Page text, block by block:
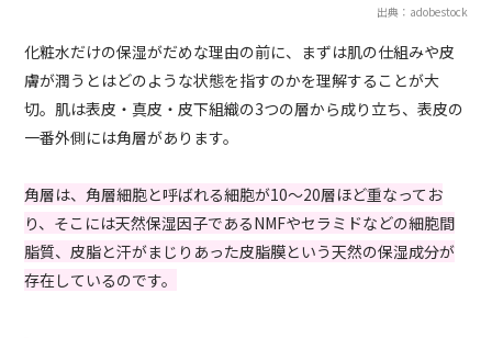
出典：adobestock
化粧水だけの保湿がだめな理由の前に、まずは肌の仕組みや皮
膚が潤うとはどのような状態を指すのかを理解することが大
切。肌は表皮・真皮・皮下組織の3つの層から成り立ち、表皮の
一番外側には角層があります。
角層は、角層細胞と呼ばれる細胞が10〜20層ほど重なってお
り、そこには天然保湿因子であるNMFやセラミドなどの細胞間
脂質、皮脂と汗がまじりあった皮脂膜という天然の保湿成分が
存在しているのです。